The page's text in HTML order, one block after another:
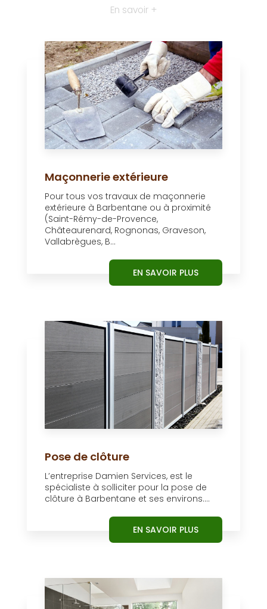
En savoir +
Maçonnerie extérieure
Pour tous vos travaux de maçonnerie
extérieure à Barbentane ou à proximité
(Saint-Rémy-de-Provence,
Châteaurenard, Rognonas, Graveson,
Vallabrègues, B...
EN SAVOIR PLUS
Pose de clôture
L’entreprise Damien Services, est le
spécialiste à solliciter pour la pose de
clôture à Barbentane et ses environs....
EN SAVOIR PLUS